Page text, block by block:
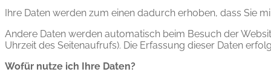
Ihre Daten werden zum einen dadurch erhoben, dass Sie
Andere Daten werden automatisch beim Besuch der
Uhrzeit des Seitenaufrufs). Die Erfassung dieser Daten
Wofür nutze ich Ihre Daten?